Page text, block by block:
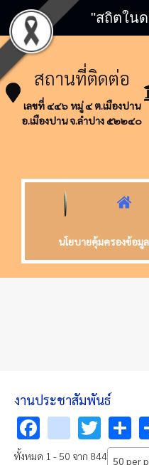
"สถิตใน
สถานที่ติดต่อ
เลขที่ ๔๔๖ หมู่ ๔ ต.เมืองปาน
อ.เมืองปาน จ.ลำปาง ๕๒๒๔๐
นโยบายคุ้มครองข้อมู
งานประชาสัมพันธ์
Facebook
youtube
ทั้งหมด 1 - 50 จาก 844 50 per